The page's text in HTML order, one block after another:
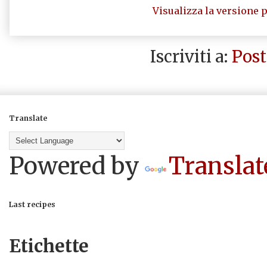
Visualizza la versione
Iscriviti a:
Translate
Powered by
Last recipes
Etichette